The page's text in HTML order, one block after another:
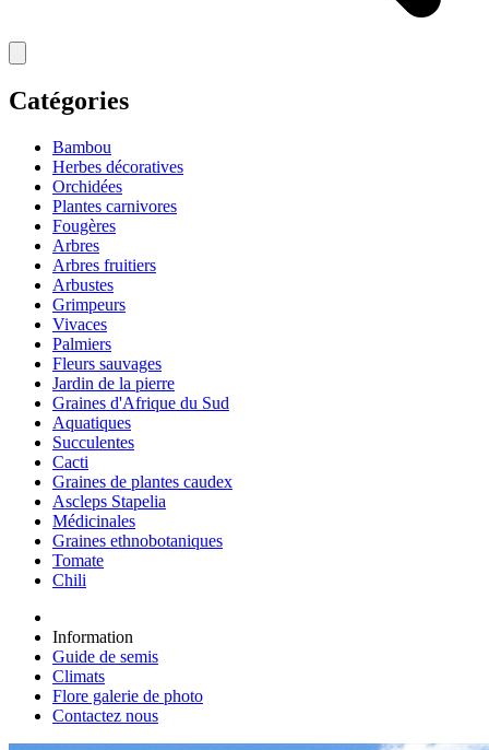
Catégories
Bambou
Herbes décoratives
Orchidées
Plantes carnivores
Fougères
Arbres
Arbres fruitiers
Arbustes
Grimpeurs
Vivaces
Palmiers
Fleurs sauvages
Jardin de la pierre
Graines d'Afrique du Sud
Aquatiques
Succulentes
Cacti
Graines de plantes caudex
Ascleps Stapelia
Médicinales
Graines ethnobotaniques
Tomate
Chili
Information
Guide de semis
Climats
Flore galerie de photo
Contactez nous